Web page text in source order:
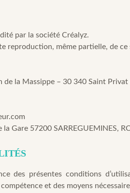
par la société Créalyz.
reproduction, même partielle, de
de la Massippe – 30 340 Saint Privat
la Gare 57200 SARREGUEMINES,
des présentes conditions
et des moyens